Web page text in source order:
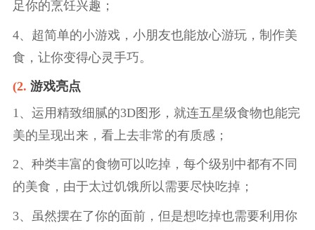
足你的烹饪兴趣；
4、超简单的小游戏，小朋友也能放心游玩，制作美
食，让你变得心灵手巧。
(2. 游戏亮点
1、运用精致细腻的3D图形，就连五星级食物也能完
美的呈现出来，看上去非常的有质感；
2、种类丰富的食物可以吃掉，每个级别中都有不同
的美食，由于太过饥饿所以需要尽快吃掉；
3、虽然摆在了你的面前，但是想吃掉也需要利用你